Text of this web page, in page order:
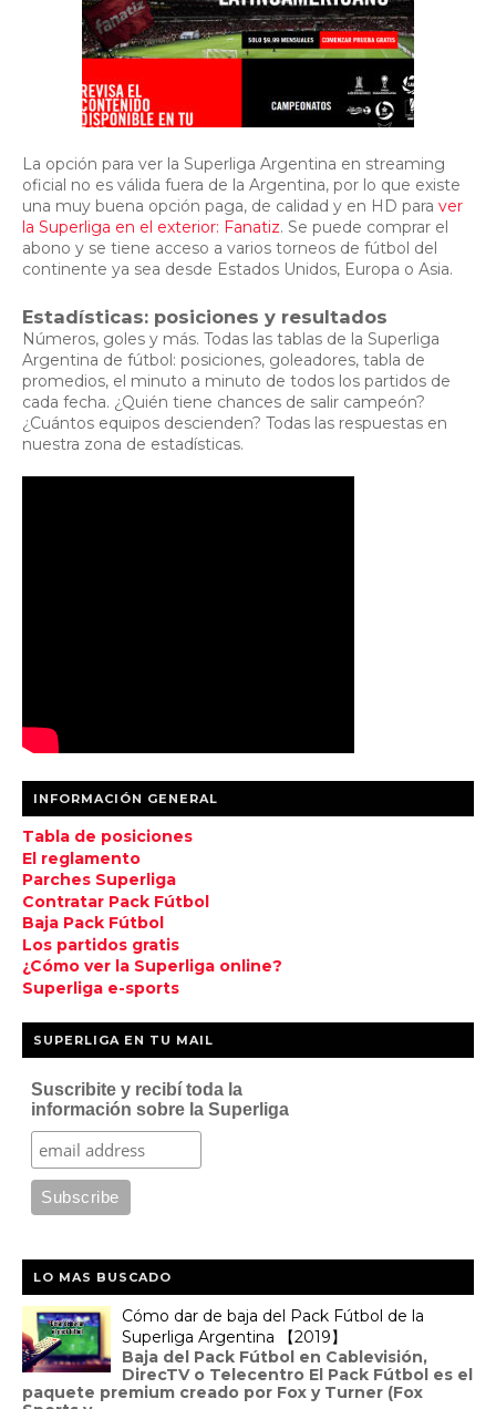
La opción para ver la Superliga Argentina en streaming
oficial no es válida fuera de la Argentina, por lo que existe
una muy buena opción paga, de calidad y en HD para ver
la Superliga en el exterior: Fanatiz. Se puede comprar el
abono y se tiene acceso a varios torneos de fútbol del
continente ya sea desde Estados Unidos, Europa o Asia.
Estadísticas: posiciones y resultados
Números, goles y más. Todas las tablas de la Superliga
Argentina de fútbol: posiciones, goleadores, tabla de
promedios, el minuto a minuto de todos los partidos de
cada fecha. ¿Quién tiene chances de salir campeón?
¿Cuántos equipos descienden? Todas las respuestas en
nuestra zona de estadísticas.
INFORMACIÓN GENERAL
Tabla de posiciones
El reglamento
Parches Superliga
Contratar Pack Fútbol
Baja Pack Fútbol
Los partidos gratis
¿Cómo ver la Superliga online?
Superliga e-sports
SUPERLIGA EN TU MAIL
Suscribite y recibí toda la
información sobre la Superliga
LO MAS BUSCADO
Cómo dar de baja del Pack Fútbol de la
Superliga Argentina 【2019】
Baja del Pack Fútbol en Cablevisión,
DirecTV o Telecentro El Pack Fútbol es el
paquete premium creado por Fox y Turner (Fox